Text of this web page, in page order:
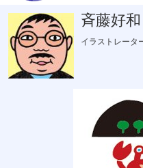
斉藤好和
イラストレー